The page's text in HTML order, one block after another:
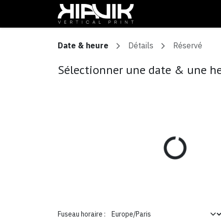
Se rendre au contenu
Date & heure Détails Réservé
Sélectionner une date & une
Fuseau horaire :